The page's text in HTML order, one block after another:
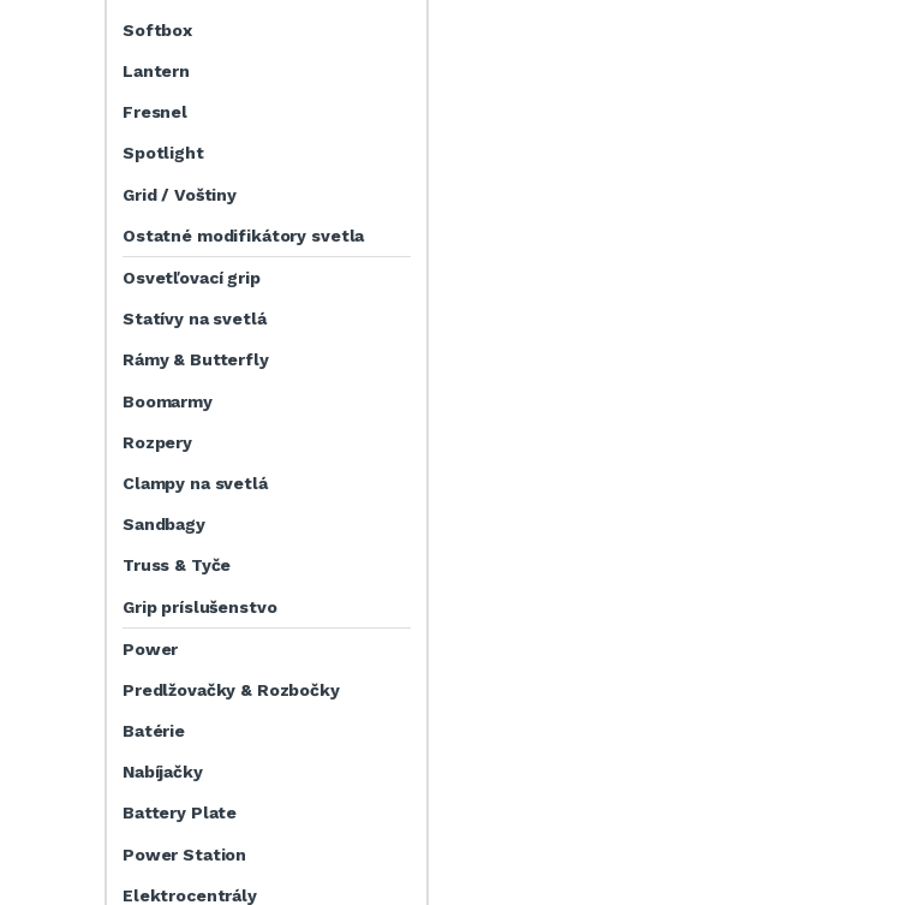
Softbox
Lantern
Fresnel
Spotlight
Grid / Voštiny
Ostatné modifikátory svetla
Osvetľovací grip
Statívy na svetlá
Rámy & Butterfly
Boomarmy
Rozpery
Clampy na svetlá
Sandbagy
Truss & Tyče
Grip príslušenstvo
Power
Predlžovačky & Rozbočky
Batérie
Nabíjačky
Battery Plate
Power Station
Elektrocentrály